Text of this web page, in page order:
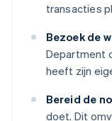
transacties
Bezoek de
Department
heeft zijn
Bereid de
doet. Dit